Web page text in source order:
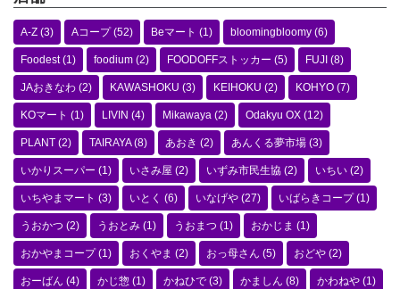
A-Z (3) Aコープ(52) Beマート (1) bloomingbloomy (6)
Foodest(1) foodium (2) FOODOFFストッカー (5) FUJI (8)
JAおきなわ (2) KAWASHOKU (3) KEIHOKU (2) KOHYO (7)
KOマート (1) LIVIN (4) Mikawaya (2) Odakyu OX (12)
PLANT (2) TAIRAYA(8) あおき (2) あんくる夢市場 (3)
いかりスーパー (1) いさみ屋 (2) いずみ市民生協 (2) いちい (2)
いちやまマート (3) いとく (6) いなげや (27) いばらきコープ(1)
うおかつ (2) うおとみ (1) うおまつ (1) おかじま (1)
おかやまコープ(1) おくやま (2) おっ母さん (5) おどや (2)
おーばん (4) かじ惣 (1) かねひで (3) かましん (8) かわねや (1)